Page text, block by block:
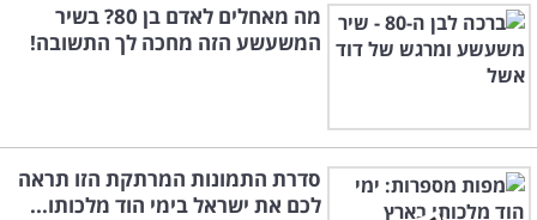
מה מאחלים לאדם בן 80? בשיר
המשעשע הזה מחכה לך התשובה!
סדרת התמונות המרתקת הזו תראה
לכם את ישראל בימי הוד מלכותו...